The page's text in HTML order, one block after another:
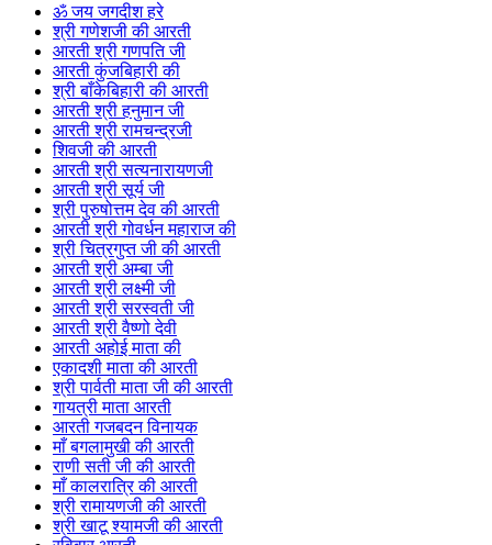
ॐ जय जगदीश हरे
श्री गणेशजी की आरती
आरती श्री गणपति जी
आरती कुंजबिहारी की
श्री बाँकेबिहारी की आरती
आरती श्री हनुमान जी
आरती श्री रामचन्द्रजी
शिवजी की आरती
आरती श्री सत्यनारायणजी
आरती श्री सूर्य जी
श्री पुरुषोत्तम देव की आरती
आरती श्री गोवर्धन महाराज की
श्री चित्रगुप्त जी की आरती
आरती श्री अम्बा जी
आरती श्री लक्ष्मी जी
आरती श्री सरस्वती जी
आरती श्री वैष्णो देवी
आरती अहोई माता की
एकादशी माता की आरती
श्री पार्वती माता जी की आरती
गायत्री माता आरती
आरती गजबदन विनायक
माँ बगलामुखी की आरती
राणी सती जी की आरती
माँ कालरात्रि की आरती
श्री रामायणजी की आरती
श्री खाटू श्यामजी की आरती